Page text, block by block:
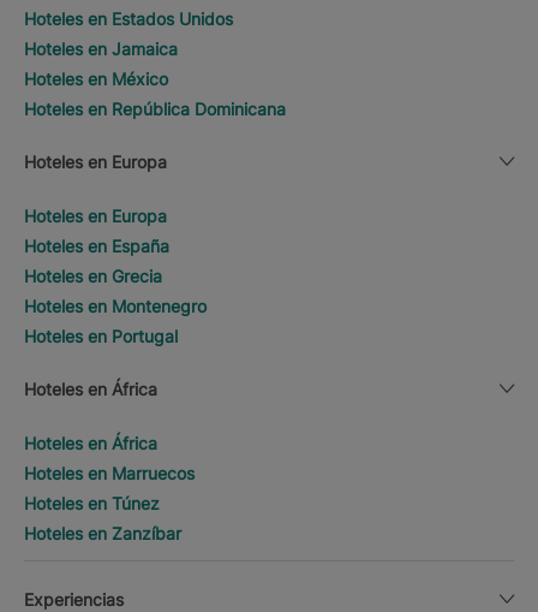
Hoteles en Estados Unidos
Hoteles en Jamaica
Hoteles en México
Hoteles en República Dominicana
Hoteles en Europa
Hoteles en Europa
Hoteles en España
Hoteles en Grecia
Hoteles en Montenegro
Hoteles en Portugal
Hoteles en África
Hoteles en África
Hoteles en Marruecos
Hoteles en Túnez
Hoteles en Zanzíbar
Experiencias